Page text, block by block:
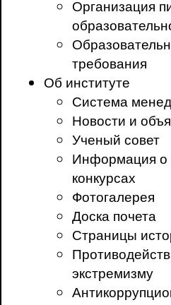
Организация
требования
Об институте
Система
Новости и
Ученый совет
Информация о
конкурсах
Фотогалерея
Доска почета
Страницы
экстремизму